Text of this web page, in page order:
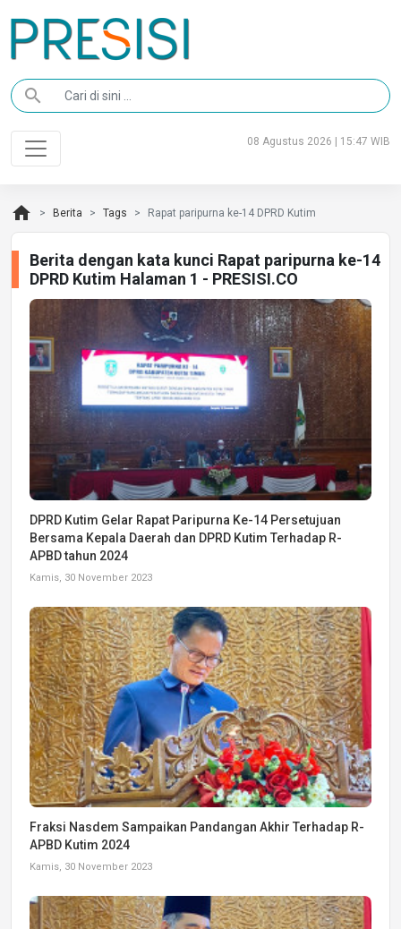
search
08 Agustus 2026 | 15:47 WIB
home Berita Tags Rapat paripurna ke-14 DPRD Kutim
Berita dengan kata kunci Rapat paripurna ke-14
DPRD Kutim Halaman 1 - PRESISI.CO
DPRD Kutim Gelar Rapat Paripurna Ke-14 Persetujuan
Bersama Kepala Daerah dan DPRD Kutim Terhadap R-
APBD tahun 2024
Kamis, 30 November 2023
Fraksi Nasdem Sampaikan Pandangan Akhir Terhadap R-
APBD Kutim 2024
Kamis, 30 November 2023